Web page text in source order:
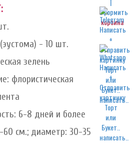
корзина
написать..
написать..
- 10 шт.
зелень
флористическая
6-8 дней и более
60 см.; диаметр: 30-35